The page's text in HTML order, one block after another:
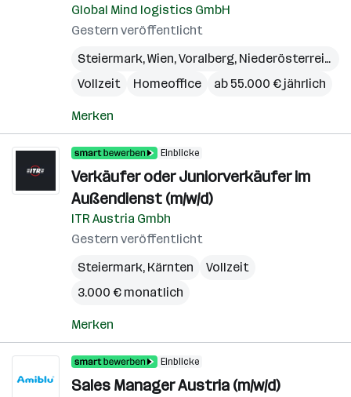
Global Mind logistics GmbH
Gestern veröffentlicht
Steiermark,Wien,Voralberg, Niederösterreich
Vollzeit
Homeoffice ab 55.000 € jährlich
Merken
Einblicke
Verkäufer oder Juniorverkäufer im
Außendienst (m/w/d)
ITR Austria Gmbh
Gestern veröffentlicht
Steiermark, Kärnten
Vollzeit
3.000 € monatlich
Merken
Einblicke
Sales Manager Austria (m/w/d)